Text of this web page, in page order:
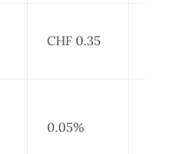
CHF 0.35
0.05%